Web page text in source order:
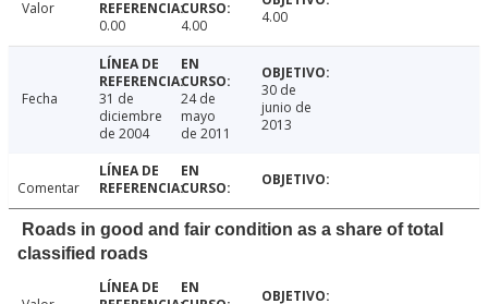
Valor
0.00
4.00 4.00
Fecha
31 de
diciembre
de 2004
24 de
mayo
de 2011
30 de
junio de
2013
Comentar
Roads in good and fair condition as a share of total
classified roads